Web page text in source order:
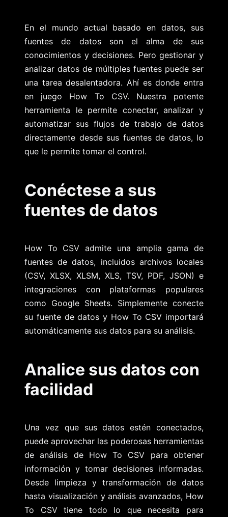
En el mundo actual basado en datos, sus
fuentes de datos son el alma de sus
conocimientos y decisiones. Pero gestionar y
analizar datos de múltiples fuentes puede ser
una tarea desalentadora. Ahí es donde entra
en juego How To CSV. Nuestra potente
herramienta le permite conectar, analizar y
automatizar sus flujos de trabajo de datos
directamente desde sus fuentes de datos, lo
que le permite tomar el control.
Conéctese a sus
fuentes de datos
How To CSV admite una amplia gama de
fuentes de datos, incluidos archivos locales
(CSV, XLSX, XLSM, XLS, TSV, PDF, JSON) e
integraciones con plataformas populares
como Google Sheets. Simplemente conecte
su fuente de datos y How To CSV importará
automáticamente sus datos para su análisis.
Analice sus datos con
facilidad
Una vez que sus datos estén conectados,
puede aprovechar las poderosas herramientas
de análisis de How To CSV para obtener
información y tomar decisiones informadas.
Desde limpieza y transformación de datos
hasta visualización y análisis avanzados, How
To CSV tiene todo lo que necesita para